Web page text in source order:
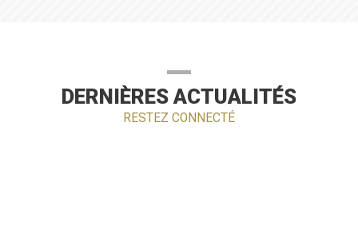
DERNIÈRES ACTUALITÉS
RESTEZ CONNECTÉ